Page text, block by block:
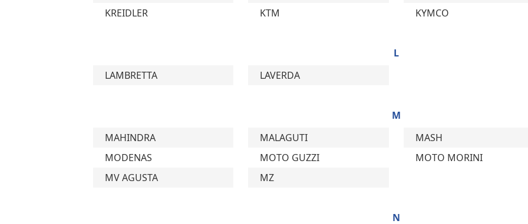
KREIDLER
KTM KYMCO
L
LAMBRETTA
LAVERDA
M
MAHINDRA
MALAGUTI
MASH
MODENAS
MOTO GUZZI
MOTO MORINI
MV AGUSTA
MZ
N